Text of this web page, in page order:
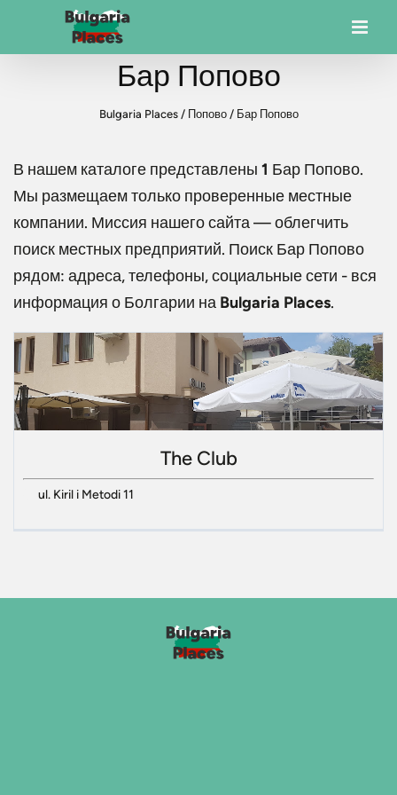
Бар Попово
Bulgaria Places/ Попово/ Бар Попово
В нашем каталоге представлены 1 Бар Попово.
Мы размещаем только проверенные местные
компании. Миссия нашего сайта — облегчить
поиск местных предприятий. Поиск Бар Попово
рядом: адреса, телефоны, социальные сети - вся
информация о Болгарии на Bulgaria Places.
The Club
ul. Kiril i Metodi 11